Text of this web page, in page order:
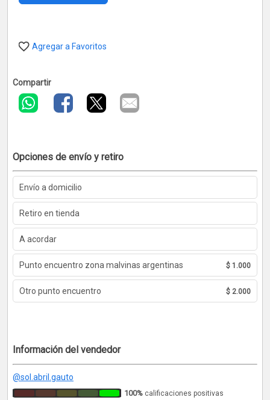
Agregar a Favoritos
Compartir
Opciones de envío y retiro
Envío a domicilio
Retiro en tienda
A acordar
Punto encuentro zona malvinas argentinas $ 1.000
Otro punto encuentro $ 2.000
Información del vendedor
@sol.abril.gauto
100% calificaciones positivas